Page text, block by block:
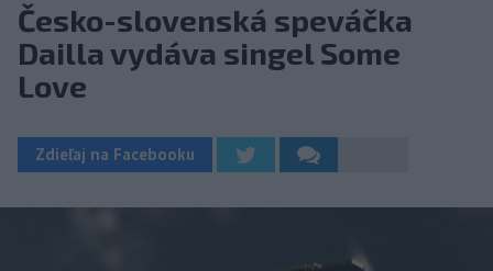
Česko-slovenská speváčka
Dailla vydáva singel Some
Love
Zdieľaj na Facebooku